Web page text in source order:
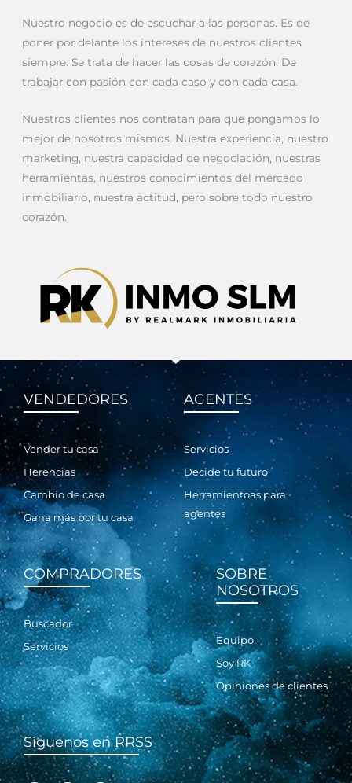
Nuestro negocio es de escuchar a las personas. Es de
poner por delante los intereses de nuestros clientes
siempre. Se trata de hacer las cosas de corazón. De
trabajar con pasión con cada caso y con cada casa.
Nuestros clientes nos contratan para que pongamos lo
mejor de nosotros mismos. Nuestra experiencia, nuestro
marketing, nuestra capacidad de negociación, nuestras
herramientas, nuestros conocimientos del mercado
inmobiliario, nuestra actitud, pero sobre todo nuestro
corazón.
VENDEDORES
Vender tu casa
Herencias
Cambio de casa
Gana más por tu casa
AGENTES
Servicios
Decide tu futuro
Herramientoas para
agentes
COMPRADORES
Buscador
Servicios
SOBRE
NOSOTROS
Equipo
Soy RK
Opiniones de clientes
Síguenos en RRSS